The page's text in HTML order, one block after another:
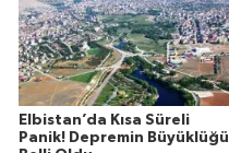
Elbistan’da Kısa Süreli
Panik! Depremin Büyüklüğü